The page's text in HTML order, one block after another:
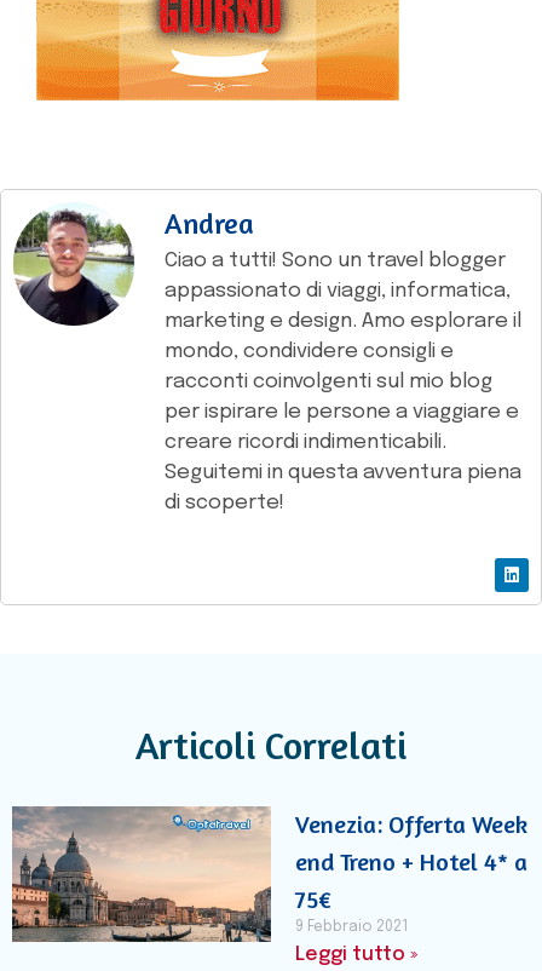
Andrea
Ciao a tutti! Sono un travel blogger
appassionato di viaggi, informatica,
marketing e design. Amo esplorare il
mondo, condividere consigli e
racconti coinvolgenti sul mio blog
per ispirare le persone a viaggiare e
creare ricordi indimenticabili.
Seguitemi in questa avventura piena
di scoperte!
Articoli Correlati
Venezia: Offerta Week
end Treno + Hotel 4* a
75€
9 Febbraio 2021
Leggi tutto »